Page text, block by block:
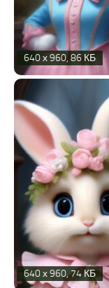
640 х 960, 86 КБ
640 х 960, 74 КБ